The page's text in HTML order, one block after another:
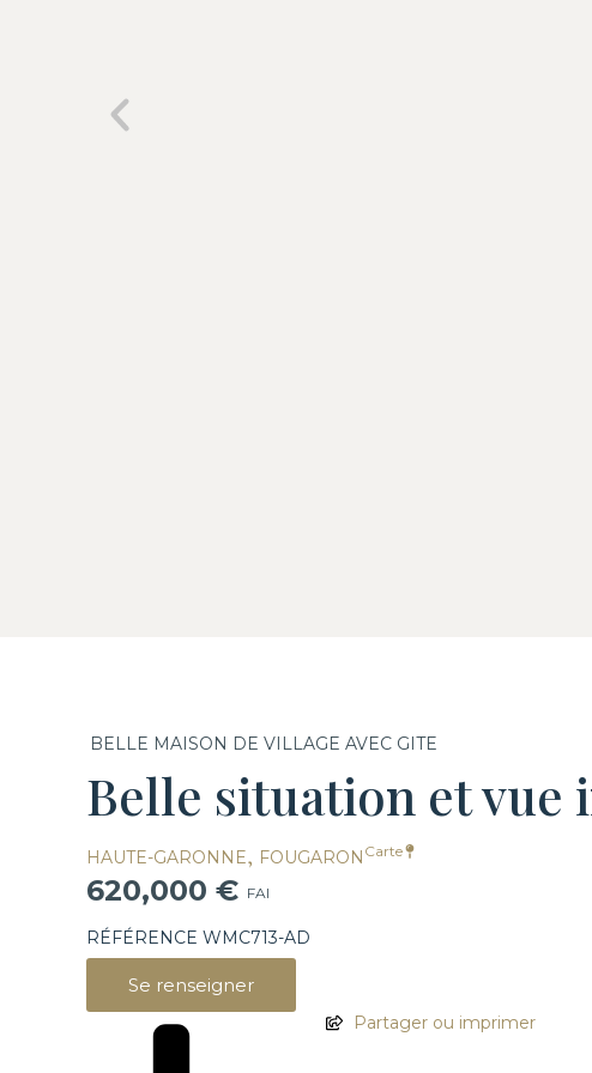
BELLE MAISON DE VILLAGE AVEC GITE
Belle situation et vue
HAUTE-GARONNE, FOUGARON Carte
620,000 € FAI
RÉFÉRENCE WMC713-AD
Se renseigner
Partager ou imprimer